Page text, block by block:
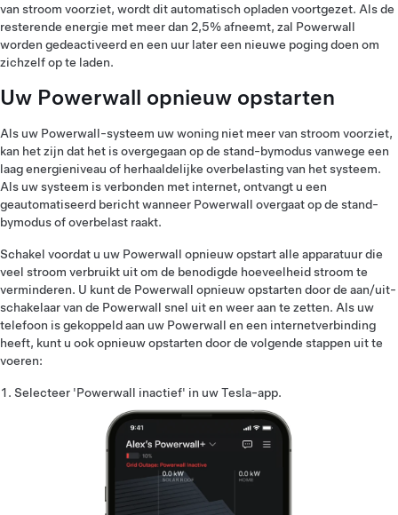
van stroom voorziet, wordt dit automatisch opladen voortgezet. Als de
resterende energie met meer dan 2,5% afneemt, zal Powerwall
worden gedeactiveerd en een uur later een nieuwe poging doen om
zichzelf op te laden.
Uw Powerwall opnieuw opstarten
Als uw Powerwall-systeem uw woning niet meer van stroom voorziet,
kan het zijn dat het is overgegaan op de stand-bymodus vanwege een
laag energieniveau of herhaaldelijke overbelasting van het systeem.
Als uw systeem is verbonden met internet, ontvangt u een
geautomatiseerd bericht wanneer Powerwall overgaat op de stand-
bymodus of overbelast raakt.
Schakel voordat u uw Powerwall opnieuw opstart alle apparatuur die
veel stroom verbruikt uit om de benodigde hoeveelheid stroom te
verminderen. U kunt de Powerwall opnieuw opstarten door de aan/uit-
schakelaar van de Powerwall snel uit en weer aan te zetten. Als uw
telefoon is gekoppeld aan uw Powerwall en een internetverbinding
heeft, kunt u ook opnieuw opstarten door de volgende stappen uit te
voeren:
Selecteer 'Powerwall inactief' in uw Tesla-app.